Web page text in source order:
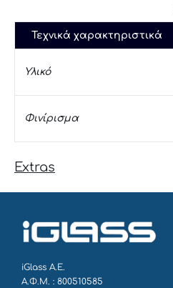
Τεχνικά χαρακτηριστικά
Υλικό
Φινίρισμα
Extras
iGlass Α.Ε.
Α.Φ.Μ. : 800510585